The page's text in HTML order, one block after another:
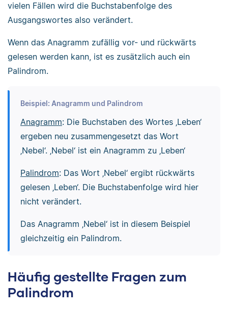
vielen Fällen wird die Buchstabenfolge des
Ausgangswortes also verändert.
Wenn das Anagramm zufällig vor- und rückwärts
gelesen werden kann, ist es zusätzlich auch ein
Palindrom.
Beispiel: Anagramm und Palindrom
Anagramm: Die Buchstaben des Wortes ‚Leben‘
ergeben neu zusammengesetzt das Wort
‚Nebel‘. ‚Nebel‘ ist ein Anagramm zu ‚Leben‘
Palindrom: Das Wort ‚Nebel‘ ergibt rückwärts
gelesen ‚Leben‘. Die Buchstabenfolge wird hier
nicht verändert.
Das Anagramm ‚Nebel‘ ist in diesem Beispiel
gleichzeitig ein Palindrom.
Häufig gestellte Fragen zum
Palindrom